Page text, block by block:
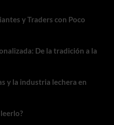
y Traders con Poco
De la tradición a la
y la industria lechera en